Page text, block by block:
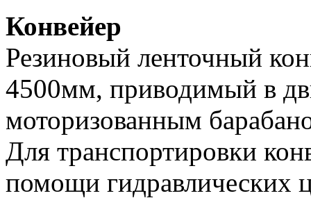
Конвейер
Резиновый ленточный
4500мм, приводимый в
моторизованным
Для транспортировки
помощи гидравлических